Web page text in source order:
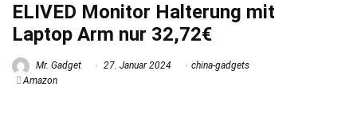
ELIVED Monitor Halterung mit
Laptop Arm nur 32,72€
Mr. Gadget 27. Januar 2024
china-gadgets
Amazon